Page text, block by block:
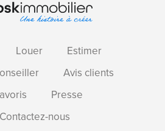
Louer
Estimer
Avis clients
Presse
Contactez-nous